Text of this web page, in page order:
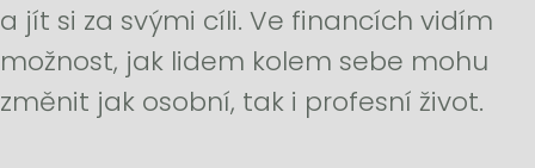
a jít si za svými cíli. Ve financích vidím
možnost, jak lidem kolem sebe mohu
změnit jak osobní, tak i profesní život.